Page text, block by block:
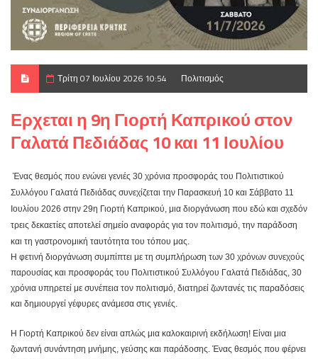
Τρίτη 07 Ιουλίου 2026 10:54 Πολιτισμός
Ερχεται η 9η Γιορτή Καπρικού στον
Γαλατά Πεδιάδας 10 και 11 Ιουλίου
Ένας θεσμός που ενώνει γενιές 30 χρόνια προσφοράς του Πολιτιστικού
Συλλόγου Γαλατά Πεδιάδας συνεχίζεται την Παρασκευή 10 και Σάββατο 11
Ιουλίου 2026 στην 29η Γιορτή Καπρικού, μια διοργάνωση που εδώ και σχεδόν
τρεις δεκαετίες αποτελεί σημείο αναφοράς για τον πολιτισμό, την παράδοση
και τη γαστρονομική ταυτότητα του τόπου μας.
Η φετινή διοργάνωση συμπίπτει με τη συμπλήρωση των 30 χρόνων συνεχούς
παρουσίας και προσφοράς του Πολιτιστικού Συλλόγου Γαλατά Πεδιάδας, 30
χρόνια υπηρετεί με συνέπεια τον πολιτισμό, διατηρεί ζωντανές τις παραδόσεις
και δημιουργεί γέφυρες ανάμεσα στις γενιές.
Η Γιορτή Καπρικού δεν είναι απλώς μια καλοκαιρινή εκδήλωση! Είναι μια
ζωντανή συνάντηση μνήμης, γεύσης και παράδοσης. Ένας θεσμός που φέρνει